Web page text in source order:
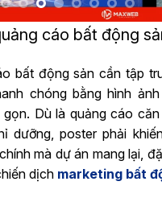
cáo bất động
bất động sản cần tập
chóng bằng hình
Dù là quảng cáo
dưỡng, poster phải
mà dự án mang lại,
dịch marketing bất